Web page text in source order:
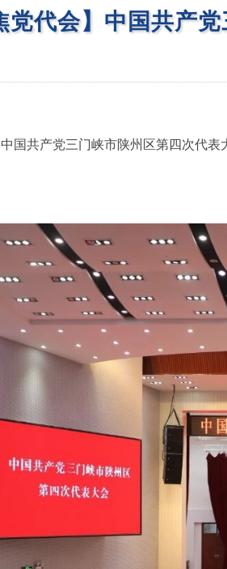
党代会】中国共产
共产党三门峡市陕州区第四次代表